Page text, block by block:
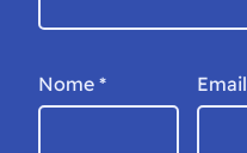
Nome * Email